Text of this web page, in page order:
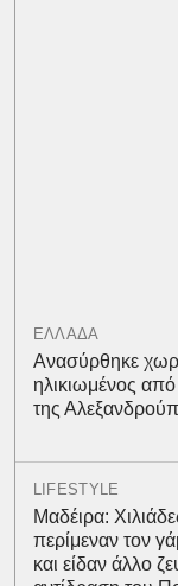
ΕΛΛΑΔΑ
Ανασύρθηκε
ηλικιωμένος
της
LIFESTYLE
Μαδέιρα:
περίμεναν τον
και είδαν άλλο